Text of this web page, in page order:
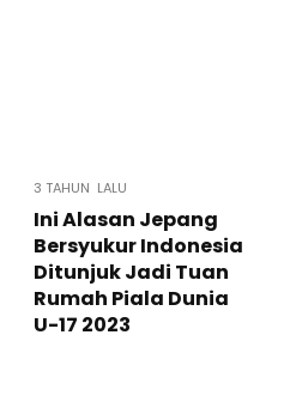
3 TAHUN LALU
Ini Alasan Jepang
Bersyukur Indonesia
Ditunjuk Jadi Tuan
Rumah Piala Dunia
U-17 2023